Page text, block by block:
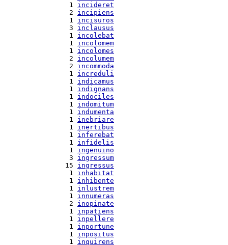
  1
incideret
  2
incipiens
  1
incisuros
  3
inclausus
  1
incolebat
  1
incolomem
  1
incolomes
  2
incolumem
  2
incommoda
  1
increduli
  1
indicamus
  1
indignans
  1
indociles
  1
indomitum
  1
indumenta
  1
inebriare
  1
inertibus
  1
inferebat
  1
infidelis
  1
ingenuino
  3
ingressum
15 ingressus
  1
inhabitat
  1
inhibente
  1
inlustrem
  1
innumeras
  2
inopinate
  1
inpatiens
  1
inpellere
  1
inportune
  1
inpositus
  1
inquirens